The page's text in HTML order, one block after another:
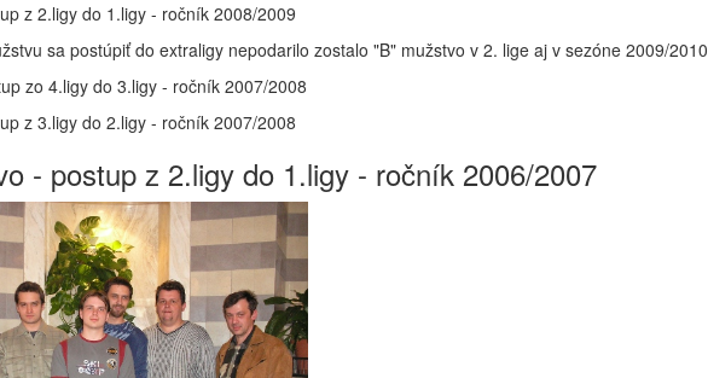
z 2.ligy do 1.ligy - ročník 2008/2009
sa postúpiť do extraligy nepodarilo zostalo "B" mužstvo v 2. lige aj v sezóne 2009/2010
zo 4.ligy do 3.ligy - ročník 2007/2008
z 3.ligy do 2.ligy - ročník 2007/2008
- postup z 2.ligy do 1.ligy - ročník 2006/2007